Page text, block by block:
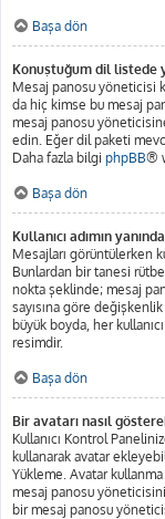
Başa dön
Konuştuğum dil listede
Mesaj panosu yöneticisi
da hiç kimse bu mesaj
mesaj panosu
edin. Eğer dil paketi
Daha fazla bilgi phpBB®
Başa dön
Kullanıcı adımın
Mesajları görüntülerken
Bunlardan bir tanesi
nokta şeklinde; mesaj
sayısına göre
büyük boyda, her
resimdir.
Başa dön
Bir avatarı nasıl
Kullanıcı Kontrol
kullanarak avatar
Yükleme. Avatar
mesaj panosu
bir mesaj panosu